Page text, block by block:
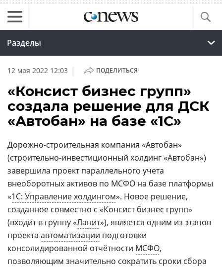
Разделы
12 мая 2022 12:03 | ПОДЕЛИТЬСЯ
«Консист бизнес групп»
создала решение для ДСК
«Автобан» на базе «1С»
Дорожно-строительная компания «Автобан»
(строительно-инвестиционный холдинг «Автобан»)
завершила проект параллельного учета
внеоборотных активов по МСФО на базе платформы
«1С: Управление холдингом». Новое решение,
созданное совместно с «Консист бизнес групп»
(входит в группу «Ланит»), является одним из этапов
проекта автоматизации подготовки
консолидированной отчётности МСФО,
позволяющим значительно сократить сроки сбора